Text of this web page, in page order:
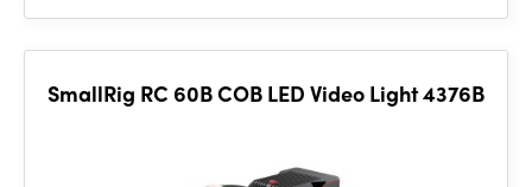
SmallRig RC 60B COB LED Video Light 4376B